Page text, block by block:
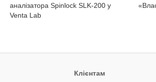
аналізатора Spinlock SLK-200 у
Venta Lab
Клієнтам